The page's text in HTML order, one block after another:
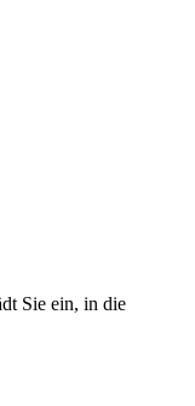
Sie ein, in die